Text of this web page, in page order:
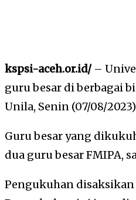
kspsi-aceh.or.id/–
guru besar di berbagai
Unila, Senin (07/08/
Guru besar yang
dua guru besar FMIPA,
Pengukuhan